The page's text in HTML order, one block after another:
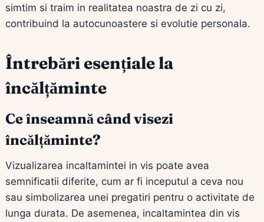
simtim si traim in realitatea noastra de zi cu zi,
contribuind la autocunoastere si evolutie personala.
Întrebări esențiale la
încălțăminte
Ce înseamnă când visezi
încălțăminte?
Vizualizarea incaltamintei in vis poate avea
semnificatii diferite, cum ar fi inceputul a ceva nou
sau simbolizarea unei pregatiri pentru o activitate de
lunga durata. De asemenea, incaltamintea din vis